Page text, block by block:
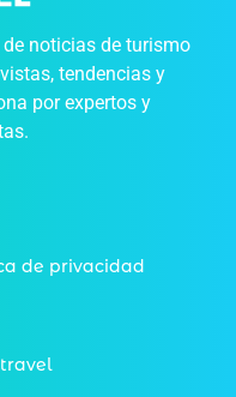
noticias de turismo
tendencias y
por expertos y
de privacidad